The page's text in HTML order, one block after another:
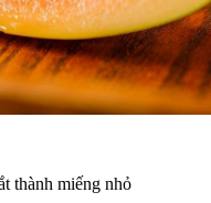
thành miếng nhỏ